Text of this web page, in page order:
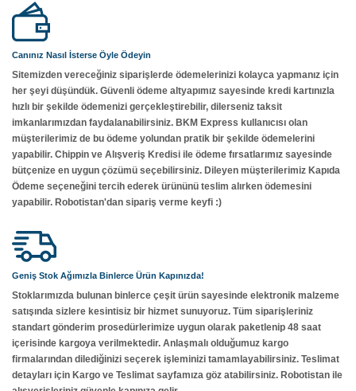
Canınız Nasıl İsterse Öyle Ödeyin
Sitemizden vereceğiniz siparişlerde ödemelerinizi kolayca yapmanız için
her şeyi düşündük. Güvenli ödeme altyapımız sayesinde kredi kartınızla
hızlı bir şekilde ödemenizi gerçekleştirebilir, dilerseniz taksit
imkanlarımızdan faydalanabilirsiniz. BKM Express kullanıcısı olan
müşterilerimiz de bu ödeme yolundan pratik bir şekilde ödemelerini
yapabilir. Chippin ve Alışveriş Kredisi ile ödeme fırsatlarımız sayesinde
bütçenize en uygun çözümü seçebilirsiniz. Dileyen müşterilerimiz Kapıda
Ödeme seçeneğini tercih ederek ürününü teslim alırken ödemesini
yapabilir. Robotistan'dan sipariş verme keyfi :)
Geniş Stok Ağımızla Binlerce Ürün Kapınızda!
Stoklarımızda bulunan binlerce çeşit ürün sayesinde elektronik malzeme
satışında sizlere kesintisiz bir hizmet sunuyoruz. Tüm siparişleriniz
standart gönderim prosedürlerimize uygun olarak paketlenip 48 saat
içerisinde kargoya verilmektedir. Anlaşmalı olduğumuz kargo
firmalarından dilediğinizi seçerek işleminizi tamamlayabilirsiniz. Teslimat
detayları için Kargo ve Teslimat sayfamıza göz atabilirsiniz. Robotistan ile